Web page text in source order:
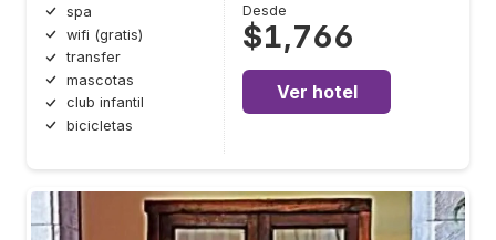
spa
wifi (gratis)
transfer
mascotas
club infantil
bicicletas
Desde
$1,766
Ver hotel